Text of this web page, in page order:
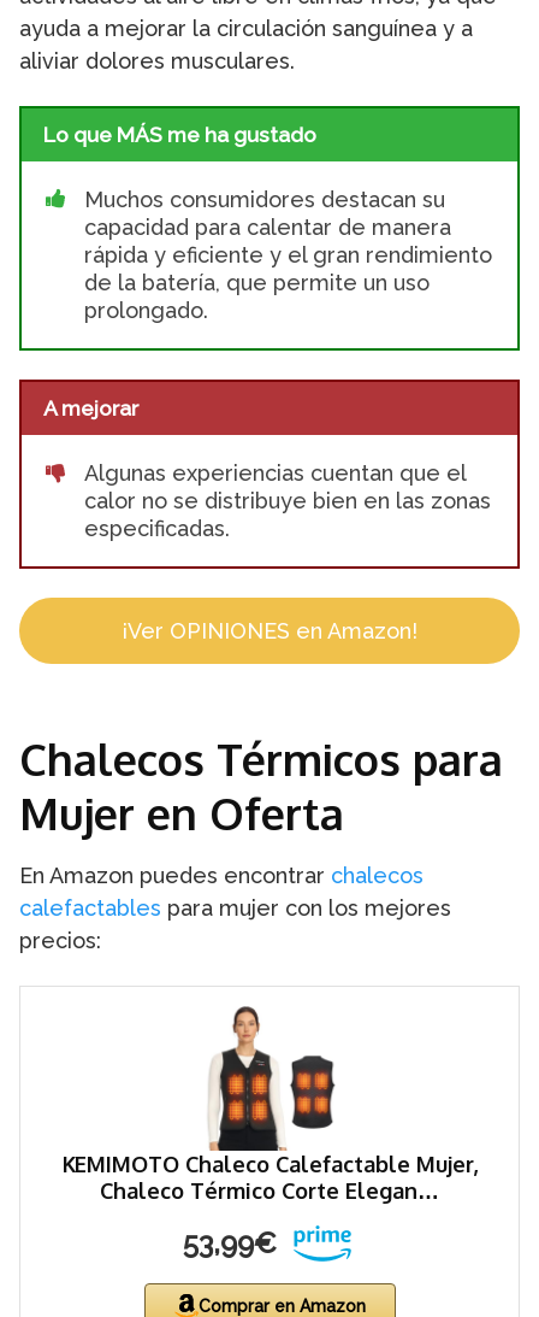
ayuda a mejorar la circulación sanguínea y a
aliviar dolores musculares.
Lo que MÁS me ha gustado
Muchos consumidores destacan su
capacidad para calentar de manera
rápida y eficiente y el gran rendimiento
de la batería, que permite un uso
prolongado.
A mejorar
Algunas experiencias cuentan que el
calor no se distribuye bien en las zonas
especificadas.
¡Ver OPINIONES en Amazon!
Chalecos Térmicos para
Mujer en Oferta
En Amazon puedes encontrar chalecos
calefactables para mujer con los mejores
precios:
KEMIMOTO Chaleco Calefactable Mujer,
Chaleco Térmico Corte Elegan…
53,99€
Comprar en Amazon